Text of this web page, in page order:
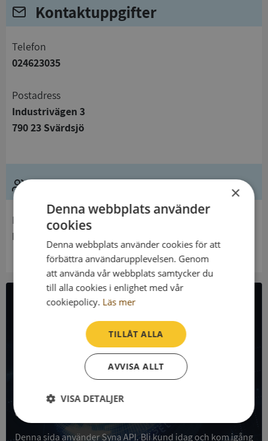
Kontaktuppgifter
telefon
024623035
Postadress
Industrivägen 3
790 23 Svärdsjö
Ledning
Innehavare
Envikens Församling
All företagsdata i API
Få all denna företagsinformation i Syna API
Syna API är ett blixtsnabbt API där du kan hämta
registrerade företagsuppgifter, betalningsanmärkningar,
skatteuppgifter och mycket mer på alla Sveriges företag
och personer.
Denna sida använder Syna API. Bli kund idag och kom igång
×
Denna webbplats använder
cookies
Denna webbplats använder cookies för att
förbättra användarupplevelsen. Genom
att använda vår webbplats samtycker du
till alla cookies i enlighet med vår
cookiepolicy. Läs mer
TILLÅT ALLA
AVVISA ALLT
VISA DETALJER
Strikt
nödvändigt
Prestanda Inriktning